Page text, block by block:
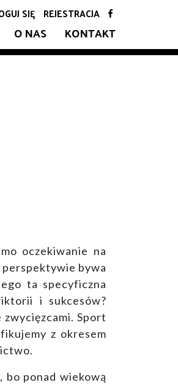
SIĘ REJESTRACJA
O NAS KONTAKT
oczekiwanie na
bywa
ta specyficzna
i sukcesów?
Sport
z okresem
bo ponad wiekową